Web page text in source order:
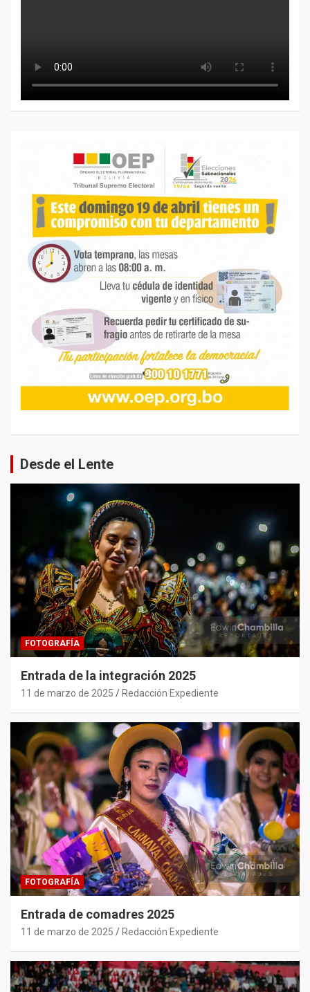
Desde el Lente
FOTOGRAFÍA
Entrada de la integración 2025
11 de marzo de 2025 Redacción Expediente
FOTOGRAFÍA
Entrada de comadres 2025
11 de marzo de 2025 Redacción Expediente